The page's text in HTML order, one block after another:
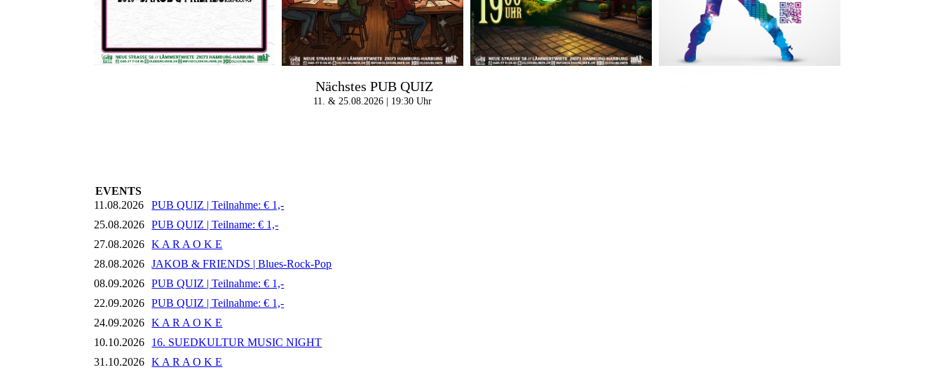
Nächstes PUB QUIZ
11. & 25.08.2026 | 19:30 Uhr
EVENTS
11.08.2026
PUB QUIZ | Teilnahme: € 1,-
25.08.2026
PUB QUIZ | Teilname: € 1,-
27.08.2026
K A R A O K E
28.08.2026
JAKOB & FRIENDS | Blues-Rock-Pop
08.09.2026
PUB QUIZ | Teilnahme: € 1,-
22.09.2026
PUB QUIZ | Teilnahme: € 1,-
24.09.2026
K A R A O K E
10.10.2026
16. SUEDKULTUR MUSIC NIGHT
31.10.2026
K A R A O K E